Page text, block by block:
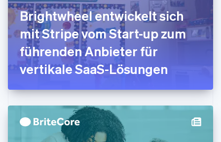
Brightwheel entwickelt sich
mit Stripe vom Start-up zum
führenden Anbieter für
vertikale SaaS-Lösungen
English
Griechenland
English
Indien
English
Irland
English
Japan
日本語English
Kanada
EnglishFrançais